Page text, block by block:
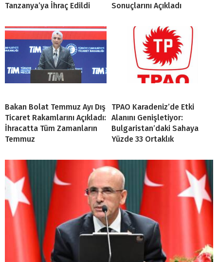
Tanzanya’ya İhraç Edildi
Sonuçlarını Açıkladı
Bakan Bolat Temmuz Ayı Dış
Ticaret Rakamlarını Açıkladı:
İhracatta Tüm Zamanların
Temmuz
TPAO Karadeniz’de Etki
Alanını Genişletiyor:
Bulgaristan’daki Sahaya
Yüzde 33 Ortaklık